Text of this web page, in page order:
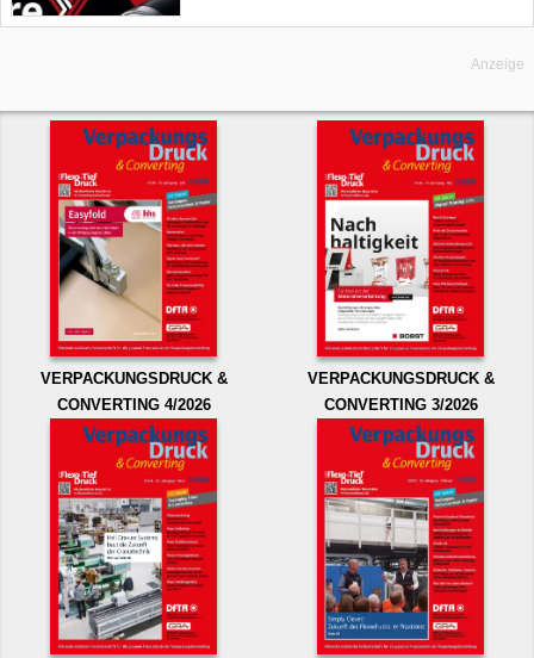
Anzeige
VERPACKUNGSDRUCK &
CONVERTING 4/2026
VERPACKUNGSDRUCK &
CONVERTING 3/2026